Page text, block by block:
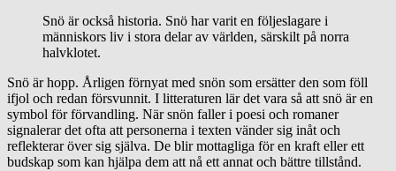
Snö är också historia. Snö har varit en följeslagare i
människors liv i stora delar av världen, särskilt på norra
halvklotet.
Snö är hopp. Årligen förnyat med snön som ersätter den som föll
ifjol och redan försvunnit. I litteraturen lär det vara så att snö är en
symbol för förvandling. När snön faller i poesi och romaner
signalerar det ofta att personerna i texten vänder sig inåt och
reflekterar över sig själva. De blir mottagliga för en kraft eller ett
budskap som kan hjälpa dem att nå ett annat och bättre tillstånd.